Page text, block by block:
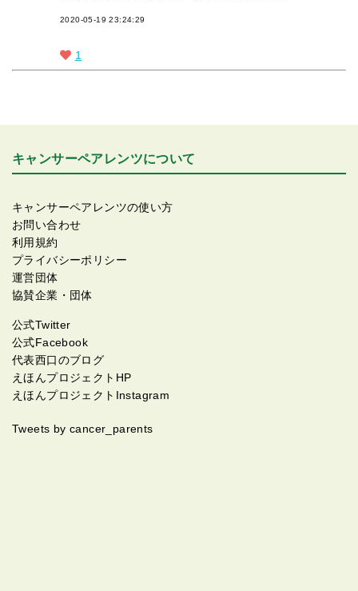
2020-05-19 23:24:29
1
キャンサーペアレンツについて
キャンサーペアレンツの使い方
お問い合わせ
利用規約
プライバシーポリシー
運営団体
協賛企業・団体
公式Twitter
公式Facebook
代表西口のブログ
えほんプロジェクトHP
えほんプロジェクトInstagram
Tweets by cancer_parents